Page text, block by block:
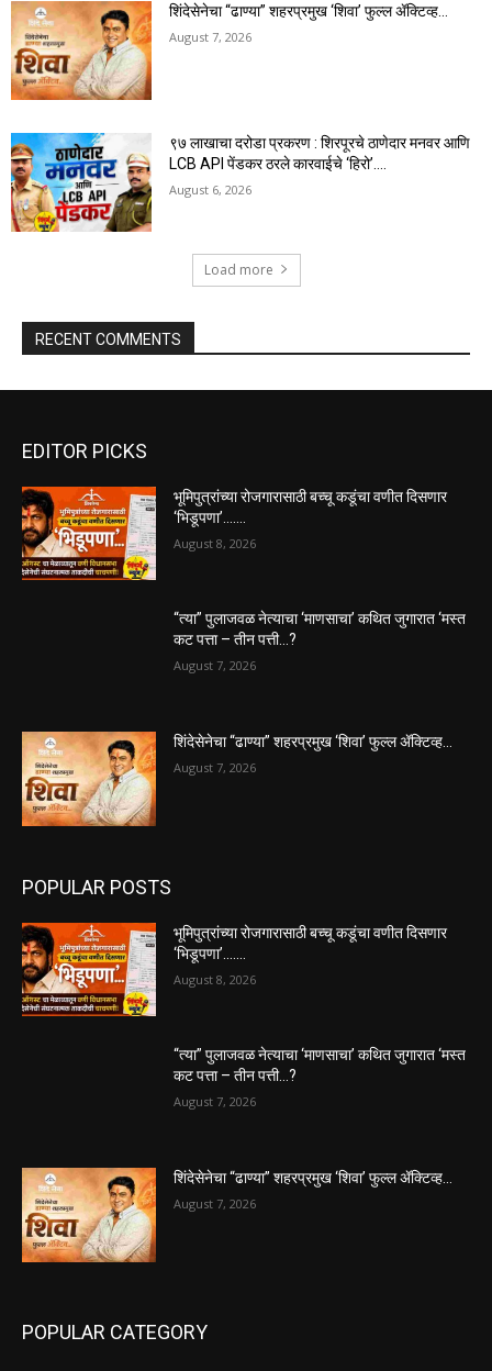
शिंदेसेनेचा “ढाण्या” शहरप्रमुख ‘शिवा’ फुल्ल ॲक्टिव्ह…
August 7, 2026
९७ लाखाचा दरोडा प्रकरण : शिरपूरचे ठाणेदार मनवर आणि
LCB API पेंडकर ठरले कारवाईचे ‘हिरो’….
August 6, 2026
Load more
RECENT COMMENTS
EDITOR PICKS
भूमिपुत्रांच्या रोजगारासाठी बच्चू कडूंचा वणीत दिसणार
‘भिडूपणा’…….
August 8, 2026
“त्या” पुलाजवळ नेत्याचा ‘माणसाचा’ कथित जुगारात ‘मस्त
कट पत्ता – तीन पत्ती…?
August 7, 2026
शिंदेसेनेचा “ढाण्या” शहरप्रमुख ‘शिवा’ फुल्ल ॲक्टिव्ह…
August 7, 2026
POPULAR POSTS
भूमिपुत्रांच्या रोजगारासाठी बच्चू कडूंचा वणीत दिसणार
‘भिडूपणा’…….
August 8, 2026
“त्या” पुलाजवळ नेत्याचा ‘माणसाचा’ कथित जुगारात ‘मस्त
कट पत्ता – तीन पत्ती…?
August 7, 2026
शिंदेसेनेचा “ढाण्या” शहरप्रमुख ‘शिवा’ फुल्ल ॲक्टिव्ह…
August 7, 2026
POPULAR CATEGORY